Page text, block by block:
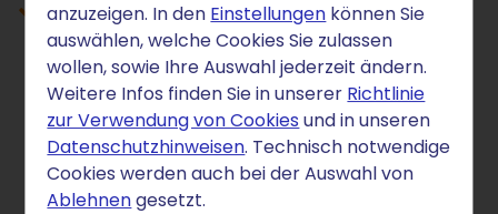
anzuzeigen. In den Einstellungen können Sie
auswählen, welche Cookies Sie zulassen
wollen, sowie Ihre Auswahl jederzeit ändern.
Weitere Infos finden Sie in unserer Richtlinie
zur Verwendung von Cookies und in unseren
Datenschutzhinweisen. Technisch notwendige
Cookies werden auch bei der Auswahl von
Ablehnengesetzt.
Beliebte Artikel des Redakteurs
Der Autor: Jan Firsching